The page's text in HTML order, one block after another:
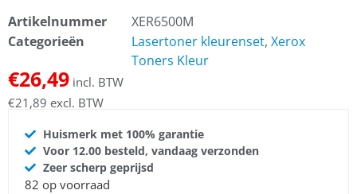
Artikelnummer
XER6500M
Categorieën
Lasertoner kleurenset, Xerox
Toners Kleur
€26,49 incl. BTW
€21,89 excl. BTW
Huismerk met 100% garantie
Voor 12.00 besteld, vandaag verzonden
Zeer scherp geprijsd
82 op voorraad